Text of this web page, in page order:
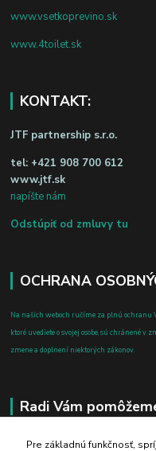
www.vsetkoprevino.sk
www.4toilet.sk
KONTAKT:
JTF partnership s.r.o.
tel: +421 908 700 612
www.jtf.sk
napíšte nám
Odstúpiť od zmluvy tu
OCHRANA
Na našich weboch ručíme za plnú ochranu
ktoré uvediete o svojej osobe, sú chránené v
zmene a doplnení niektorých zákonov.
Radi Vám
+421 908 700 612
Pre základnú funkčnosť,